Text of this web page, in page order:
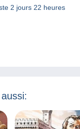
2 jours 22 heures